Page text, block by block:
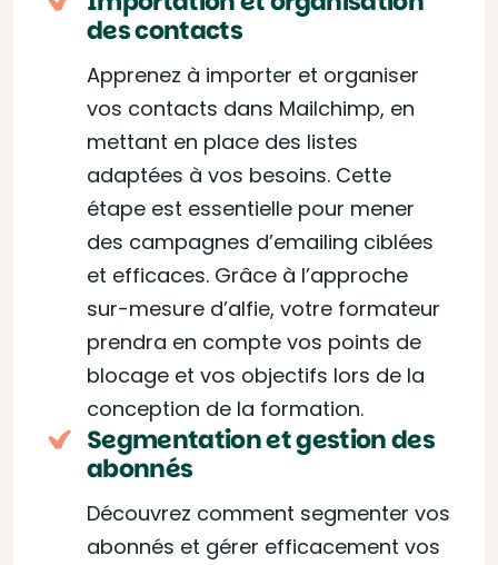
des contacts
Apprenez à importer et organiser
vos contacts dans Mailchimp, en
mettant en place des listes
adaptées à vos besoins. Cette
étape est essentielle pour mener
des campagnes d’emailing ciblées
et efficaces. Grâce à l’approche
sur-mesure d’alfie, votre formateur
prendra en compte vos points de
blocage et vos objectifs lors de la
conception de la formation.
Segmentation et gestion des
abonnés
Découvrez comment segmenter vos
abonnés et gérer efficacement vos